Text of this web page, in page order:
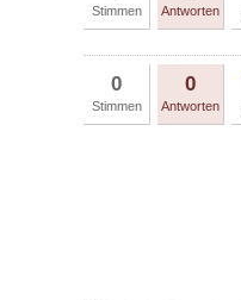
Stimmen Antworten
0
Stimmen
0
Antworten